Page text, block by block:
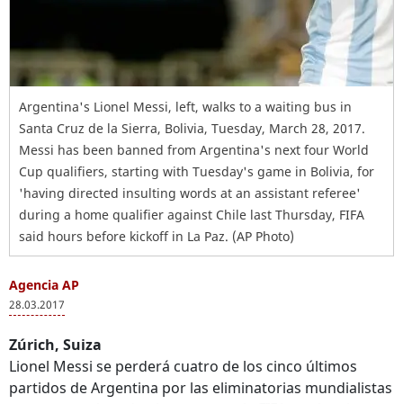
Argentina's Lionel Messi, left, walks to a waiting bus in
Santa Cruz de la Sierra, Bolivia, Tuesday, March 28, 2017.
Messi has been banned from Argentina's next four World
Cup qualifiers, starting with Tuesday's game in Bolivia, for
'having directed insulting words at an assistant referee'
during a home qualifier against Chile last Thursday, FIFA
said hours before kickoff in La Paz. (AP Photo)
Agencia AP
28.03.2017
Zúrich, Suiza
Lionel Messi se perderá cuatro de los cinco últimos
partidos de Argentina por las eliminatorias mundialistas